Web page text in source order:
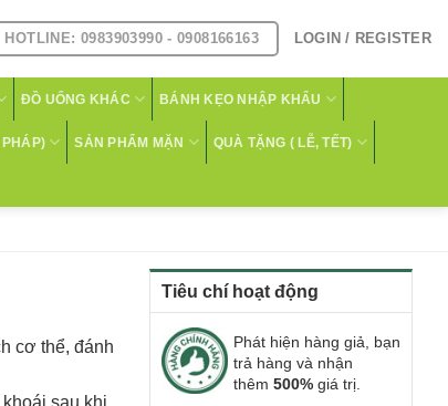
HOTLINE: 0983903990 - 0908166163 LOGIN / REGISTER
ĐỒ UỐNG KHÁC BÁNH KẸO NHẬP KHẨU
SẢN PHẨM MẶN QUÀ TẶNG ( LỄ, TẾT)
Tiêu chí hoạt động
Phát hiện hàng giả, bạn
trả hàng và nhận
thêm 500% giá trị.
cơ thể, đánh
sau khi